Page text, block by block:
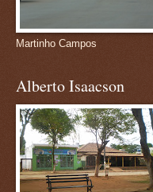
Martinho Campos
Alberto Isaacson